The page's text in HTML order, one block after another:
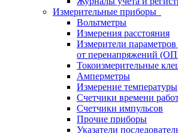
Измерительные приборы
Вольтметры
Измерения расстояния
Измерители
от перенапряжений
Токоизмерительные
Амперметры
Измерение температуры
Счетчики времени
Счетчики импульсов
Прочие приборы
Указатели